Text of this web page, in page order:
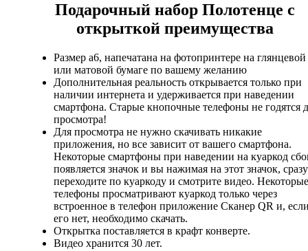
Подарочный набор Полотенце с
открыткой преимущества
Размер а6, напечатана на фотопринтере на глянцевой
или матовой бумаге по вашему желанию
Дополнительная реальность открывается только при
наличии интернета и удерживается при наведении
смартфона. Старые кнопочные телефоны не годятся
просмотра!
Для просмотра не нужно скачивать никакие
приложения, но все зависит от вашего смартфона.
Некоторые смартфоны при наведении на куаркод
появляется значок и вы нажимая на этот значок, сразу
переходите по куаркоду и смотрите видео. Некоторые
телефоны просматривают куаркод только через
встроенное в телефон приложение Сканер QR и,
его нет, необходимо скачать.
Открытка поставляется в крафт конверте.
Видео хранится 30 лет.